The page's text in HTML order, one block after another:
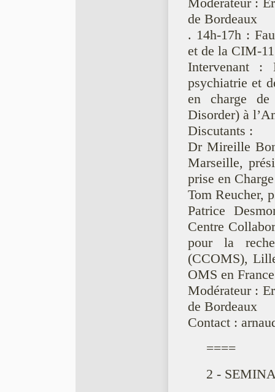
Modérateur :
de Bordeaux
. 14h-17h :
et de la CIM-
Intervenant :
psychiatrie et
en charge
Disorder) à
Discutants :
Dr Mireille
Marseille,
prise en
Tom Reucher,
Patrice
Centre
pour la
(CCOMS),
OMS en
Modérateur :
de Bordeaux
Contact :
====
2 -